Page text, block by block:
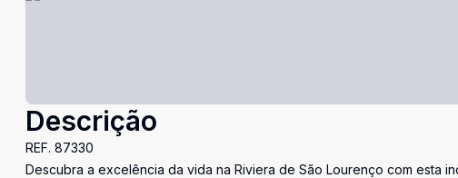
Descrição
REF. 87330
Descubra a excelência da vida na Riviera de São Lourenço com esta